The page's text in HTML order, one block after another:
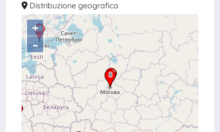
Distribuzione geografica
+
–